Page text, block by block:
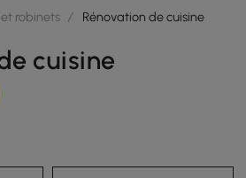
robinets / Rénovation de cuisine
cuisine